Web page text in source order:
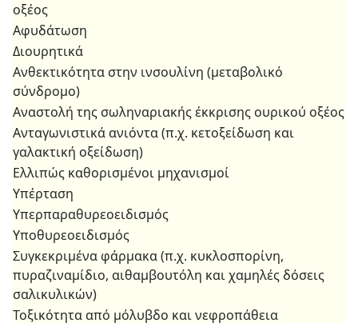
οξέος
Αφυδάτωση
Διουρητικά
Ανθεκτικότητα στην ινσουλίνη (μεταβολικό
σύνδρομο)
Αναστολή της σωληναριακής έκκρισης ουρικού οξέος
Ανταγωνιστικά ανιόντα (π.χ. κετοξείδωση και
γαλακτική οξείδωση)
Ελλιπώς καθορισμένοι μηχανισμοί
Υπέρταση
Υπερπαραθυρεοειδισμός
Υποθυρεοειδισμός
Συγκεκριμένα φάρμακα (π.χ. κυκλοσπορίνη,
πυραζιναμίδιο, αιθαμβουτόλη και χαμηλές δόσεις
σαλικυλικών)
Τοξικότητα από μόλυβδο και νεφροπάθεια